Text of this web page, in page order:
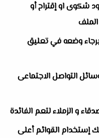
شكوى او إقتراح أو
وضعه في تعليق
التواصل الاجتماعى
و الزملاء لتعم الفائدة
إستخدام القوائم أعلى